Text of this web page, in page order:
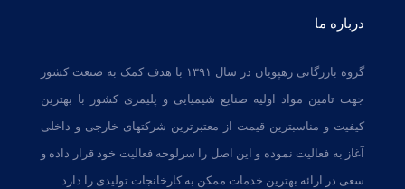
درباره ما
گروه بازرگانی رهپویان در سال ۱۳۹۱ با هدف کمک به صنعت کشور
جهت تامین مواد اولیه صنایع شیمیایی و پلیمری کشور با بهترین
کیفیت و مناسبترین قیمت از معتبرترین شرکتهای خارجی و داخلی
آغاز به فعالیت نموده و این اصل را سرلوحه فعالیت خود قرار داده و
سعی در ارائه بهترین خدمات ممکن به کارخانجات تولیدی را دارد.